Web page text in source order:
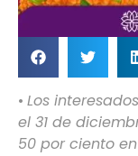
• Los
el 31 de
50 por ciento